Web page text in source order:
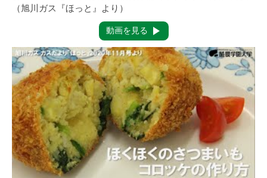
（旭川ガス『ほっと』より）
動画を見る